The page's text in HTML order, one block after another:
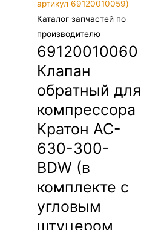
Каталог запчастей по
производителю
69120010060
Клапан
обратный для
компрессора
Кратон AC-
630-300-
BDW (в
комплекте с
угловым
штуцером